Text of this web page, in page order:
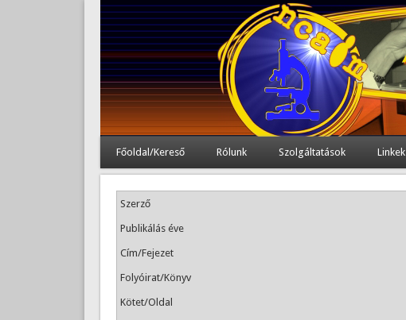
Főoldal/Kereső Rólunk Szolgáltatások Linkek
Szerző
Publikálás éve
Cím/Fejezet
Folyóirat/Könyv
Kötet/Oldal